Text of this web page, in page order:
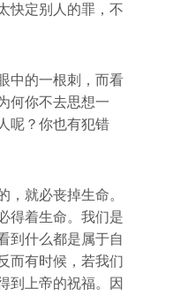
快定别人的罪，不
中的一根刺，而看
何你不去思想一
呢？你也有犯错
，就必丧掉生命。
得着生命。我们是
到什么都是属于自
而有时候，若我们
到上帝的祝福。因